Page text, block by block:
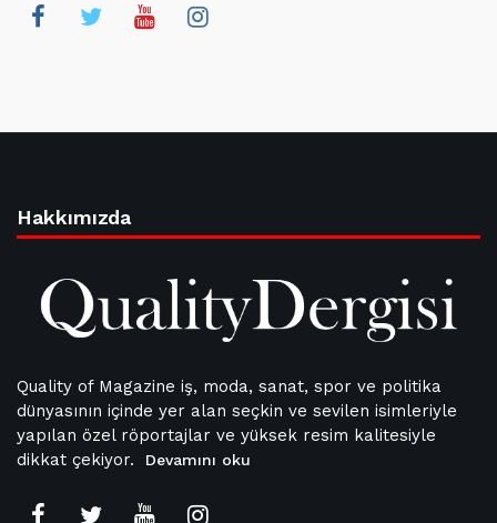
Hakkımızda
Quality of Magazine iş, moda, sanat, spor ve politika
dünyasının içinde yer alan seçkin ve sevilen isimleriyle
yapılan özel röportajlar ve yüksek resim kalitesiyle
dikkat çekiyor.
Devamını oku